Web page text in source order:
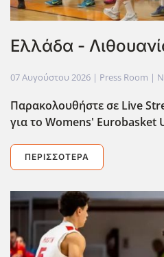
Ελλάδα -
07 Αυγούστου 2026 | Press Room |
Παρακολουθήστε σε Live
για το Womens' Eurobasket
ΠΕΡΙΣΣΌΤΕΡΑ